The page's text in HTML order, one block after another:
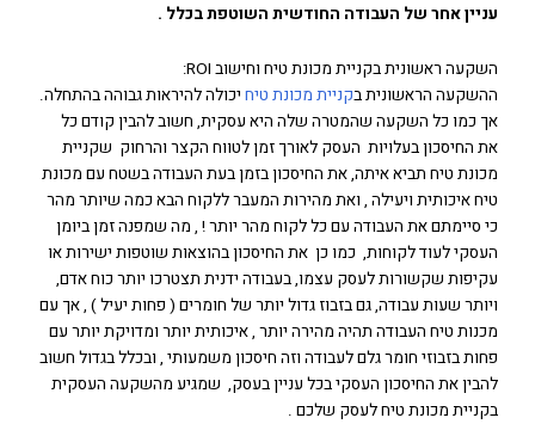
עניין אחר של העבודה החודשית השוטפת בכלל .
השקעה ראשונית בקניית מכונת טיח וחישוב ROI:
ההשקעה הראשונית בקניית מכונת טיח יכולה להיראות גבוהה בהתחלה.
אך כמו כל השקעה שהמטרה שלה היא עסקית, חשוב להבין קודם כל
את החיסכון בעלויות העסק לאורך זמן לטווח הקצר והרחוק שקניית
מכונת טיח תביא איתה, את החיסכון בזמן בעת העבודה בשטח עם מכונת
טיח איכותית ויעילה , ואת מהירות המעבר ללקוח הבא כמה שיותר מהר
כי סיימתם את העבודה עם כל לקוח מהר יותר ! , מה שמפנה זמן ביומן
העסקי לעוד לקוחות, כמו כן את החיסכון בהוצאות שוטפות ישירות או
עקיפות שקשורות לעסק עצמו, בעבודה ידנית תצטרכו יותר כוח אדם,
ויותר שעות עבודה, גם בזבוז גדול יותר של חומרים ( פחות יעיל ) , אך עם
מכנות טיח העבודה תהיה מהירה יותר , איכותית יותר ומדויקת יותר עם
פחות בזבוזי חומר גלם לעבודה וזה חיסכון משמעותי , ובכלל בגדול חשוב
להבין את החיסכון העסקי בכל עניין בעסק, שמגיע מהשקעה העסקית
בקניית מכונת טיח לעסק שלכם .